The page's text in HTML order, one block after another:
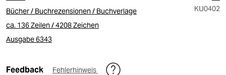
Bücher / Buchrezensionen / Buchverlage
KU0402
ca. 136 Zeilen / 4208 Zeichen
Ausgabe 6343
Feedback Fehlerhinweis